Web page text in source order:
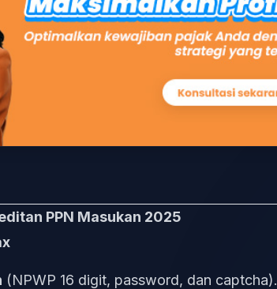
PPN Masukan 2025
(NPWP 16 digit, password, dan captcha).